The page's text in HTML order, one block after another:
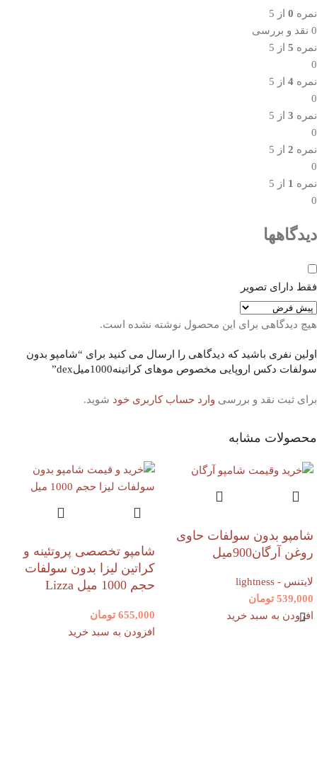
نمره 0 از 5
0 نقد و بررسی
نمره 5 از 5
0
نمره 4 از 5
0
نمره 3 از 5
0
نمره 2 از 5
0
نمره 1 از 5
0
دیدگاهها
فقط دارای تصویر
هیچ دیدگاهی برای این محصول نوشته نشده است.
اولین نفری باشید که دیدگاهی را ارسال می کنید برای “شامپو بدون
سولفات دکس اروپایی مخصوص موهای کراتینه1000میلdex”
برای ثبت نقد و بررسی وارد حساب کاربری خود شوید.
محصولات مشابه
شامپو بدون سولفات حاوی
روغن آرگان900میل
لایتنس - lightness
539,000 تومان
افزودن به سبد خرید
شامپو تخصصی پروتئینه و
کراتین لیزا بدون سولفات
حجم 1000 میل Lizza
655,000 تومان
افزودن به سبد خرید